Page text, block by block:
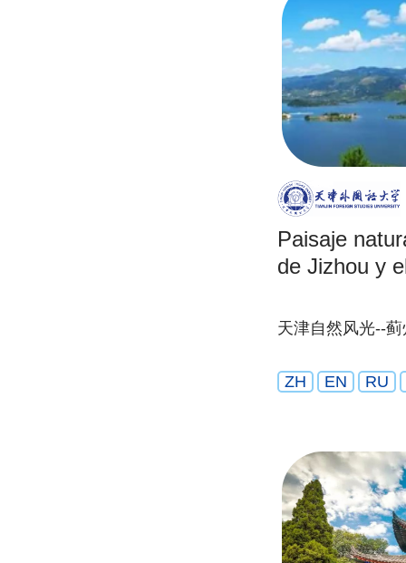
Paisaje
de Jizhou y
天津自然风光--
ZH EN RU